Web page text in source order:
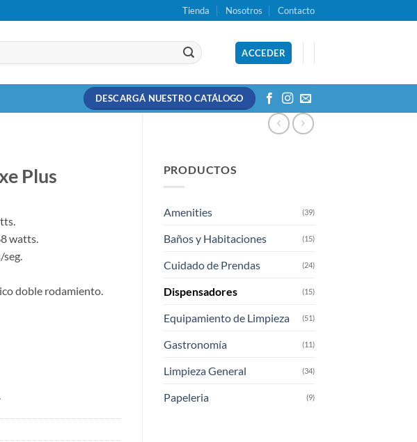
Tienda Nosotros Contacto
ACCEDER
DESCARGÁ NUESTRO CATÁLOGO
PRODUCTOS
Amenities (39)
Baños y Habitaciones (15)
Cuidado de Prendas (24)
Dispensadores (15)
Equipamiento de Limpieza (51)
Gastronomía (11)
Limpieza General (34)
Papeleria (9)
Plus
watts.
doble rodamiento.